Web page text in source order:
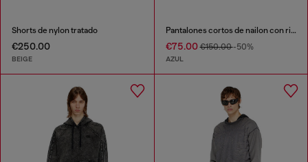
Shorts de nylon tratado
€250.00
BEIGE
Pantalones cortos de nailon con ribete en contraste
€75.00€150.00-50%
AZUL